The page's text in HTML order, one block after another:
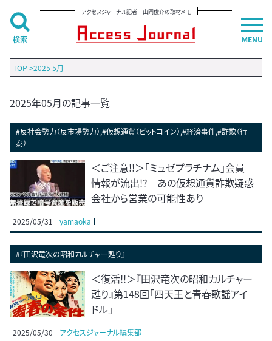
アクセスジャーナル記者 山岡俊介の取材メモ
TOP >2025 5月
2025年05月の記事一覧
#反社会勢力（反市場勢力）,#仮想通貨（ビットコイン）,#経済事件,#詐欺（行
為）
＜ご注意!!＞「ミュゼプラチナム」会員
情報が流出!? あの仮想通貨詐欺疑惑
会社から営業の可能性あり
2025/05/31 yamaoka
#『田沢竜次の昭和カルチャー甦り』
＜復活!!＞『田沢竜次の昭和カルチャー
甦り』第148回「四天王と青春歌謡アイ
ドル」
2025/05/30 アクセスジャーナル編集部
MENU
検索